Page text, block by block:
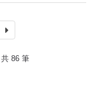
一
86 筆